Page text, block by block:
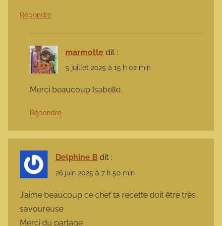
Répondre
marmotte dit :
5 juillet 2025 à 15 h 02 min
Merci beaucoup Isabelle.
Répondre
Delphine B dit :
26 juin 2025 à 7 h 50 min
J’aime beaucoup ce chef ta recette doit être très
savoureuse
Merci du partage